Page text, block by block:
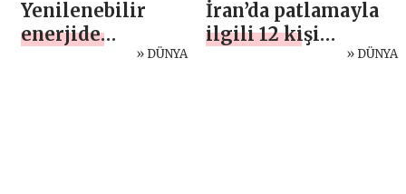
Yenilenebilir
enerjide
dünyanın sayılı
» DÜNYA
İran’da patlamayla
ilgili 12 kişi
gözaltına alındı» DÜNYA